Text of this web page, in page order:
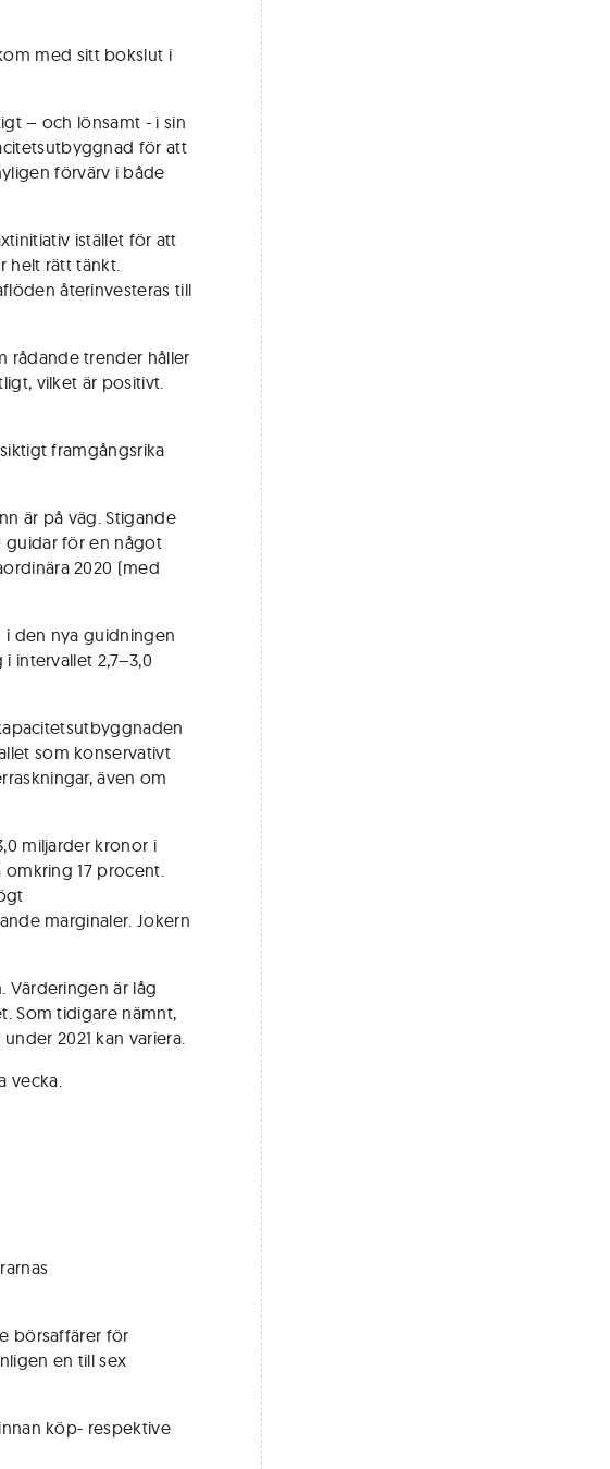
med sitt bokslut i
– och lönsamt - i sin
för att
förvärv i både
istället för att
helt rätt tänkt.
återinvesteras till
rådande trender håller
vilket är positivt.
framgångsrika
är på väg. Stigande
guidar för en något
2020 (med
den nya guidningen
intervallet 2,7–3,0
som konservativt
även om
miljarder kronor i
omkring 17 procent.
marginaler. Jokern
Värderingen är låg
Som tidigare nämnt,
2021 kan variera.
vecka.
börsaffärer för
en till sex
köp- respektive